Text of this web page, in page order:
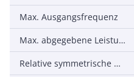
Max. Ausgangsfrequenz
Max. abgegebene Leistung bei linearer Belastung bei Bemessungsausgangsspannung
Relative symmetrische Netzfrequenztoleranz